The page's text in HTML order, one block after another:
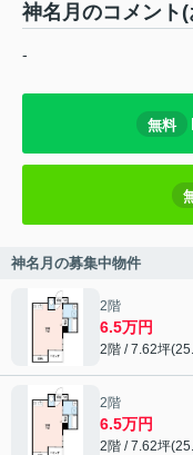
神名月のコメント
-
無料
神名月の募集中物件
2階
6.5万円
2階 / 7.62坪
2階
6.5万円
2階 / 7.62坪